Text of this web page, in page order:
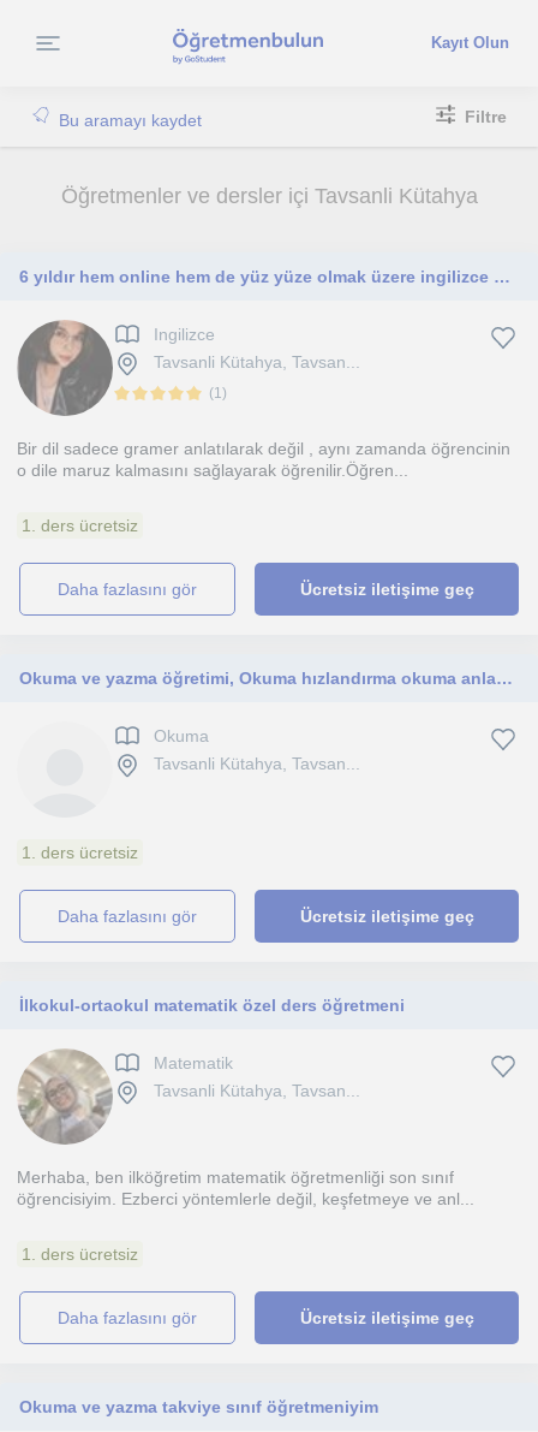
Kayıt Olun
Bu aramayı kaydet Filtre
Öğretmenler ve dersler içi Tavsanli Kütahya
6 yıldır hem online hem de yüz yüze olmak üzere ingilizce dersleri vermekteyim
Ingilizce
Tavsanli Kütahya, Tavsan...
(1)
Bir dil sadece gramer anlatılarak değil , aynı zamanda öğrencinin
o dile maruz kalmasını sağlayarak öğrenilir.Öğren...
1. ders ücretsiz
daha fazlasını gör Ücretsiz iletişime geç
Okuma ve yazma öğretimi, Okuma hızlandırma okuma anlama
Okuma
Tavsanli Kütahya, Tavsan...
1. ders ücretsiz
daha fazlasını gör Ücretsiz iletişime geç
İlkokul-ortaokul matematik özel ders öğretmeni
Matematik
Tavsanli Kütahya, Tavsan...
Merhaba, ben ilköğretim matematik öğretmenliği son sınıf
öğrencisiyim. Ezberci yöntemlerle değil, keşfetmeye ve anl...
1. ders ücretsiz
daha fazlasını gör Ücretsiz iletişime geç
Okuma ve yazma takviye sınıf öğretmeniyim